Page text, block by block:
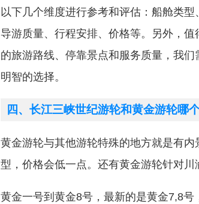
以下几个维度进行参考和评估：船舱类型
导游质量、行程安排、价格等。另外，
的旅游路线、停靠景点和服务质量，我
明智的选择。
四、长江三峡世纪游轮和黄金游轮哪
黄金游轮与其他游轮特殊的地方就是有
型，价格会低一点。还有黄金游轮针对川
黄金一号到黄金8号，最新的是黄金7,8号